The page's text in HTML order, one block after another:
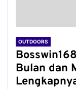
OUTDOORS
Bulan dan